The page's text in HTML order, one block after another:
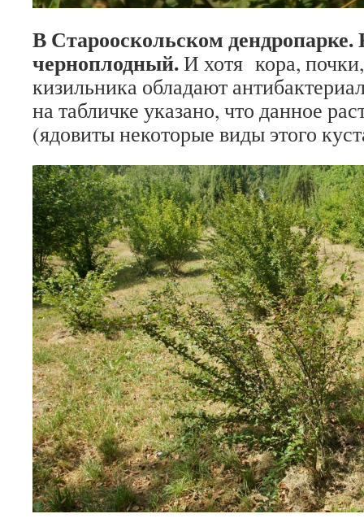
В Старооскольском
черноплодный.И хотя кора,
кизильника обладают
на табличке указано, что данное
(ядовиты некоторые виды этого